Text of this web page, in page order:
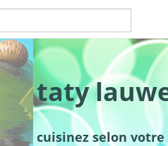
taty
cuisinez selon